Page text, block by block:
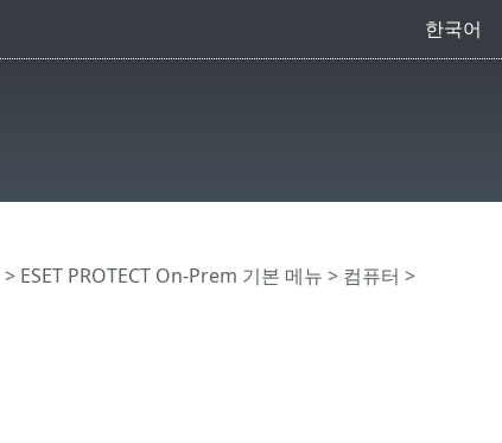
한국어
> ESET PROTECT On-Prem 기본 메뉴 > 컴퓨터 >